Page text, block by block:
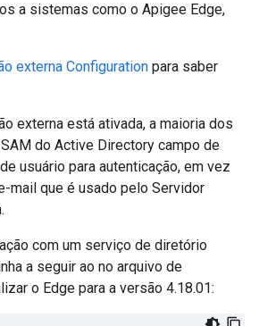
a sistemas como o Apigee Edge,
externa Configuration para saber
externa está ativada, a maioria dos
do Active Directory campo de
usuário para autenticação, em vez
mail que é usado pelo Servidor
com um serviço de diretório
a seguir ao no arquivo de
o Edge para a versão 4.18.01: